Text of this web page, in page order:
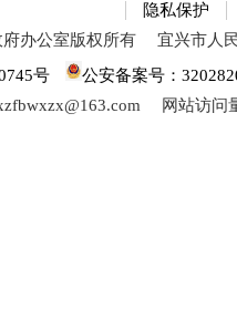
隐私保护
办公室版权所有
宜兴市人
号
公安备案号：
网站访问